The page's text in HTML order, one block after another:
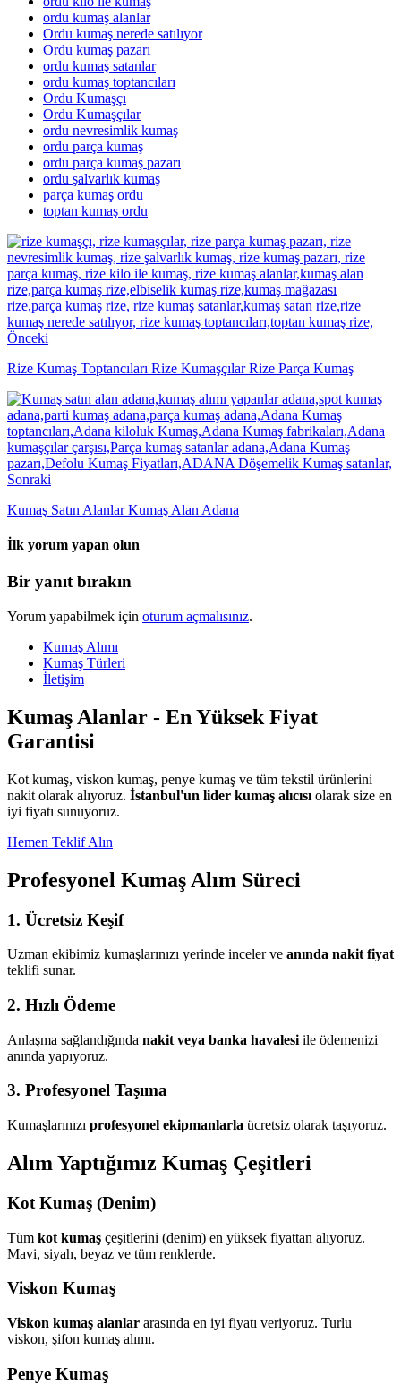
ordu kumaş alanlar
Ordu kumaş nerede satılıyor
Ordu kumaş pazarı
ordu kumaş satanlar
ordu kumaş toptancıları
Ordu Kumaşçı
Ordu Kumaşçılar
ordu nevresimlik kumaş
ordu parça kumaş
ordu parça kumaş pazarı
ordu şalvarlık kumaş
parça kumaş ordu
toptan kumaş ordu
Önceki
Rize Kumaş Toptancıları Rize Kumaşçılar Rize Parça Kumaş
Sonraki
Kumaş Satın Alanlar Kumaş Alan Adana
İlk yorum yapan olun
Bir yanıt bırakın
Yorum yapabilmek için oturum açmalısınız.
Kumaş Alımı
Kumaş Türleri
İletişim
Kumaş Alanlar - En Yüksek Fiyat
Garantisi
Kot kumaş, viskon kumaş, penye kumaş ve tüm tekstil ürünlerini
nakit olarak alıyoruz. İstanbul'un lider kumaş alıcısı olarak size en
iyi fiyatı sunuyoruz.
Hemen Teklif Alın
Profesyonel Kumaş Alım Süreci
1. Ücretsiz Keşif
Uzman ekibimiz kumaşlarınızı yerinde inceler ve anında nakit fiyat
teklifi sunar.
2. Hızlı Ödeme
Anlaşma sağlandığında nakit veya banka havalesi ile ödemenizi
anında yapıyoruz.
3. Profesyonel Taşıma
Kumaşlarınızı profesyonel ekipmanlarla ücretsiz olarak taşıyoruz.
Alım Yaptığımız Kumaş Çeşitleri
Kot Kumaş (Denim)
Tüm kot kumaş çeşitlerini (denim) en yüksek fiyattan alıyoruz.
Mavi, siyah, beyaz ve tüm renklerde.
Viskon Kumaş
Viskon kumaş alanlar arasında en iyi fiyatı veriyoruz. Turlu
viskon, şifon kumaş alımı.
Penye Kumaş